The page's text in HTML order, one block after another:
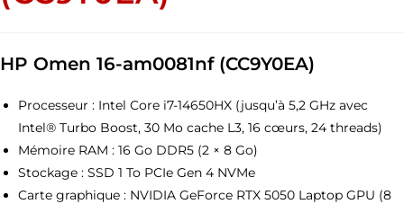
HP Omen 16-am0081nf (CC9Y0EA)
Processeur : Intel Core i7-14650HX (jusqu’à 5,2 GHz avec
Intel® Turbo Boost, 30 Mo cache L3, 16 cœurs, 24 threads)
Mémoire RAM : 16 Go DDR5 (2 × 8 Go)
Stockage : SSD 1 To PCIe Gen 4 NVMe
Carte graphique : NVIDIA GeForce RTX 5050 Laptop GPU (8